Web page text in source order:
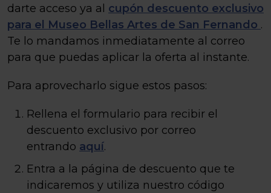
darte acceso ya al cupón descuento exclusivo
para el Museo Bellas Artes de San Fernando .
Te lo mandamos inmediatamente al correo
para que puedas aplicar la oferta al instante.
Para aprovecharlo sigue estos pasos:
Rellena el formulario para recibir el
descuento exclusivo por correo
entrando aquí.
Entra a la página de descuento que te
indicaremos y utiliza nuestro código